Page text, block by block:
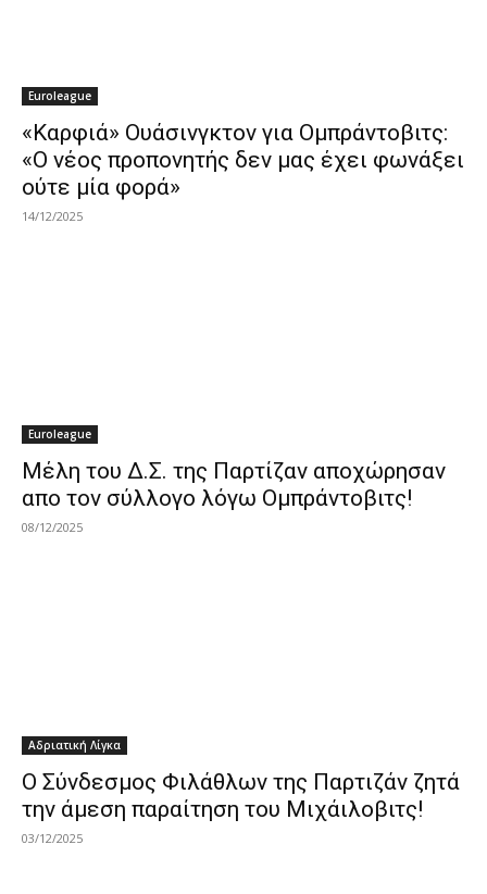
Euroleague
«Καρφιά» Ουάσινγκτον για Ομπράντοβιτς:
«Ο νέος προπονητής δεν μας έχει φωνάξει
ούτε μία φορά»
14/12/2025
Euroleague
Μέλη του Δ.Σ. της Παρτίζαν αποχώρησαν
απο τον σύλλογο λόγω Ομπράντοβιτς!
08/12/2025
Αδριατική Λίγκα
Ο Σύνδεσμος Φιλάθλων της Παρτιζάν ζητά
την άμεση παραίτηση του Μιχάιλοβιτς!
03/12/2025